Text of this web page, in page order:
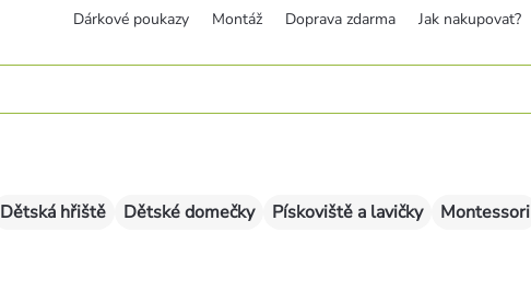
Dárkové poukazy Montáž Doprava zdarma Jak nakupovat?
Dětská hřiště Dětské domečky Pískoviště a lavičky Montessori